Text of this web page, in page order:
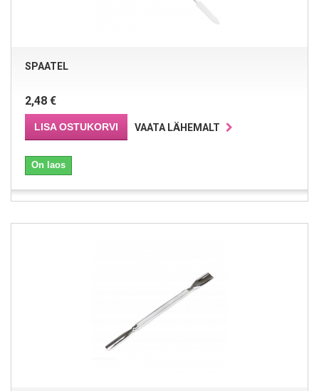
SPAATEL
2,48 €
LISA OSTUKORVI VAATA LÄHEMALT
On laos